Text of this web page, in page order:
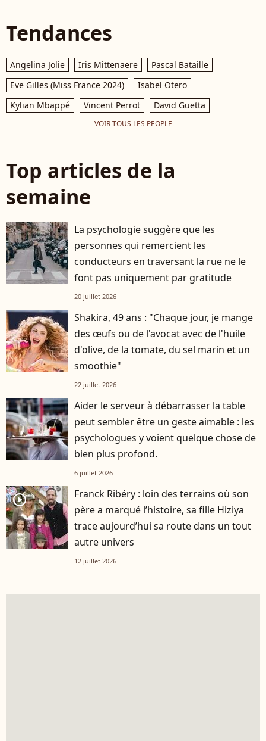
Tendances
Angelina Jolie Iris Mittenaere
Pascal Bataille
Eve Gilles (Miss France 2024)
Isabel Otero
Kylian Mbappé
Vincent Perrot David Guetta
VOIR TOUS LES PEOPLE
Top articles de la
semaine
La psychologie suggère que les
personnes qui remercient les
conducteurs en traversant la rue ne le
font pas uniquement par gratitude
20 juillet 2026
Shakira, 49 ans : "Chaque jour, je mange
des œufs ou de l'avocat avec de l'huile
d'olive, de la tomate, du sel marin et un
smoothie"
22 juillet 2026
Aider le serveur à débarrasser la table
peut sembler être un geste aimable : les
psychologues y voient quelque chose de
bien plus profond.
6 juillet 2026
player2
Franck Ribéry : loin des terrains où son
père a marqué l’histoire, sa fille Hiziya
trace aujourd’hui sa route dans un tout
autre univers
12 juillet 2026